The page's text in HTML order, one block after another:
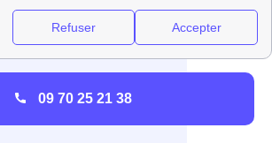
09 70 25 21 38